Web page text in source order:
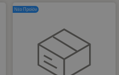
Νέο Προϊόν